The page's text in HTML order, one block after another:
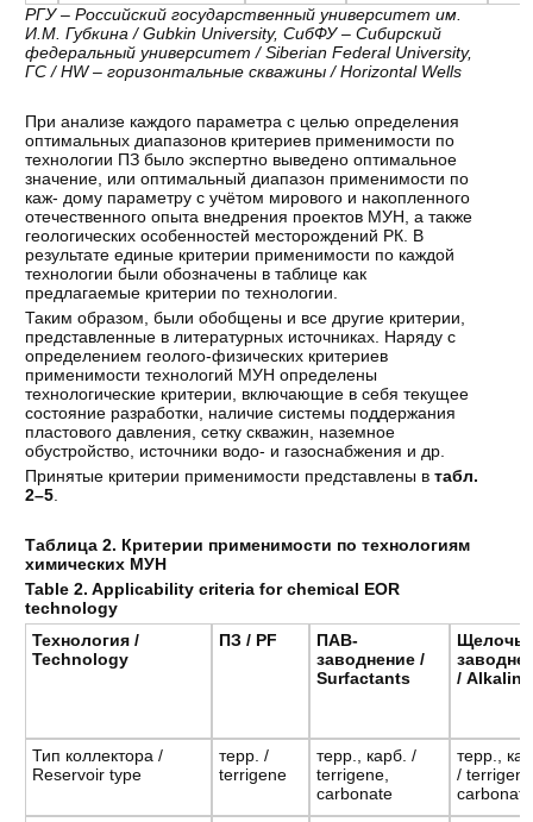
РГУ – Российский государственный университет им.
И.М. Губкина / Gubkin University, СибФУ – Сибирский
федеральный университет / Siberian Federal University,
ГС / HW – горизонтальные скважины / Horizontal Wells
При анализе каждого параметра с целью определения
оптимальных диапазонов критериев применимости по
технологии ПЗ было экспертно выведено оптимальное
значение, или оптимальный диапазон применимости по
каж- дому параметру с учётом мирового и накопленного
отечественного опыта внедрения проектов МУН, а также
геологических особенностей месторождений РК. В
результате единые критерии применимости по каждой
технологии были обозначены в таблице как
предлагаемые критерии по технологии.
Таким образом, были обобщены и все другие критерии,
представленные в литературных источниках. Наряду с
определением геолого-физических критериев
применимости технологий МУН определены
технологические критерии, включающие в себя текущее
состояние разработки, наличие системы поддержания
пластового давления, сетку скважин, наземное
обустройство, источники водо- и газоснабжения и др.
Принятые критерии применимости представлены втабл.
2–5.
Таблица 2. Критерии применимости по технологиям
химических МУН
Table 2. Applicability criteria for chemical EOR
technology
Технология /
Technology
ПЗ / PF
ПАВ-
заводнение /
Surfactants
Щелочь-
/ Alkaline
Тип коллектора /
Reservoir type
терр. /
terrigene
терр., карб. /
terrigene,
carbonate
терр.,
/
carbonate